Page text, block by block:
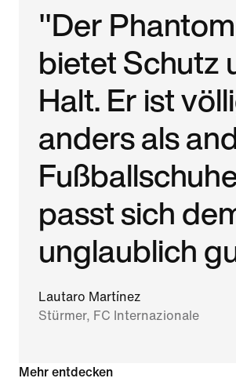
"Der Phantom
bietet Schutz
Halt. Er ist
anders als
passt sich
unglaublich
Lautaro Martínez
Stürmer, FC Internazionale
Mehr entdecken